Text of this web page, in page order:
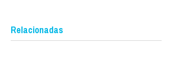
Relacionadas